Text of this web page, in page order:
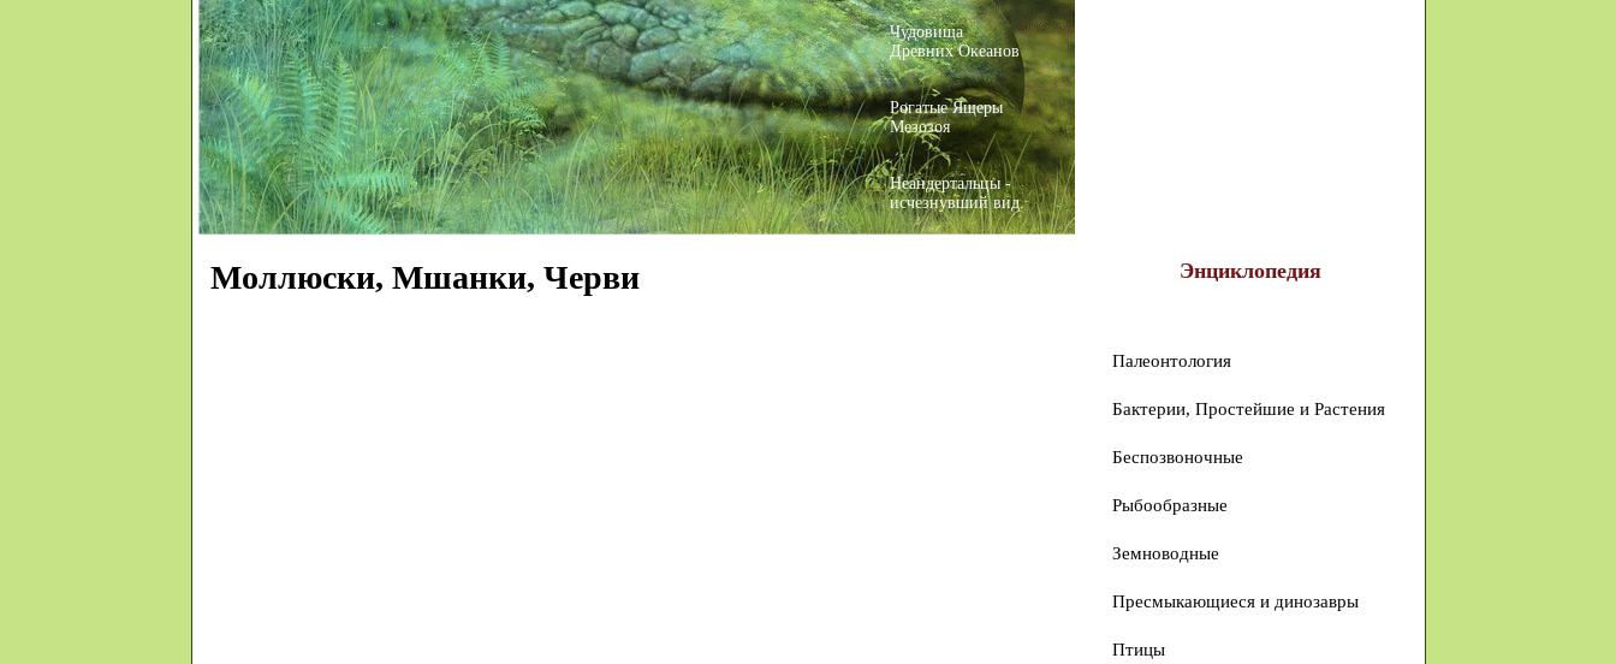
Чудовища
Древних Океанов
Рогатые Ящеры
Мезозоя
Неандертальцы -
исчезнувший вид.
Энциклопедия
Палеонтология
Бактерии, Простейшие и Растения
Беспозвоночные
Рыбообразные
Земноводные
Пресмыкающиеся и динозавры
Птицы
Моллюски, Мшанки, Черви